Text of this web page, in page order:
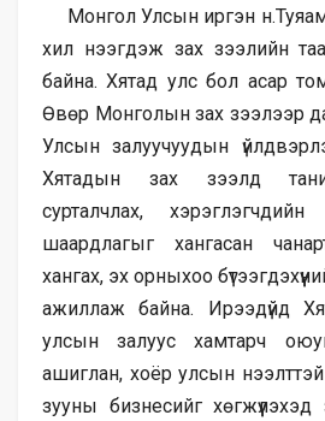
Монгол Улсын иргэн
хил нээгдэж зах зээлийн
байна. Хятад улс бол асар
Өвөр Монголын зах зээлээр
Улсын залуучуудын
Хятадын зах зээлд
сурталчлах,
шаардлагыг хангасан
хангах, эх орныхоо
ажиллаж байна. Ирээдүйд
улсын залуус хамтарч
ашиглан, хоёр улсын
зууны бизнесийг